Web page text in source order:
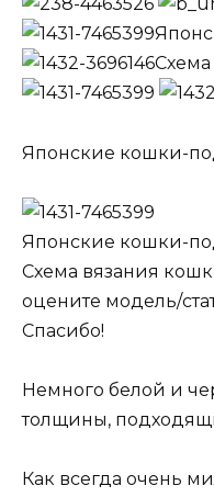
Японские кошки-
Японские кошки-
Схема вязания
оцените модель/
Спасибо!
Немного белой и
толщины,
Как всегда очень